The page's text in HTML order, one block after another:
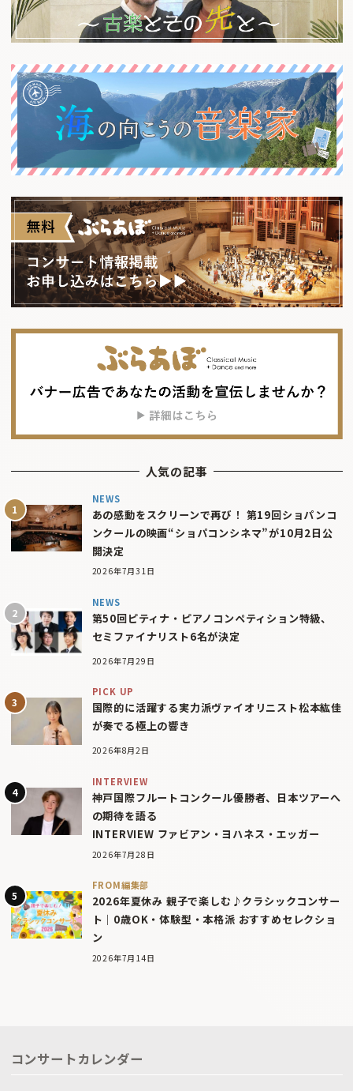
人気の記事
NEWS
あの感動をスクリーンで再び！ 第19回ショパンコ
ンクールの映画“ショパコンシネマ”が10月2日公
開決定
2026年7月31日
NEWS
第50回ピティナ・ピアノコンペティション特級、
セミファイナリスト6名が決定
2026年7月29日
PICK UP
国際的に活躍する実力派ヴァイオリニスト松本紘佳
が奏でる極上の響き
2026年8月2日
INTERVIEW
神戸国際フルートコンクール優勝者、日本ツアーへ
の期待を語る
INTERVIEW ファビアン・ヨハネス・エッガー
2026年7月28日
FROM編集部
2026年夏休み 親子で楽しむ♪クラシックコンサー
ト｜0歳OK・体験型・本格派 おすすめセレクショ
ン
2026年7月14日
コンサートカレンダー